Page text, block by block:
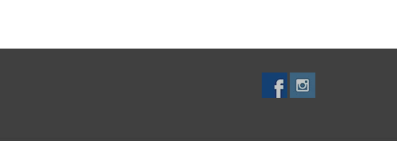
meeste gevallen op de originele autosleutel behuizing wel
productfoto te kijken of er een logo zichtbaar is.